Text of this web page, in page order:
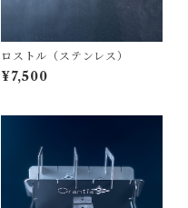
ロストル（ステンレス）
¥7,500